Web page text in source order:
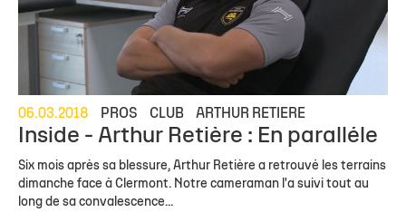
06.03.2018 PROS CLUB ARTHUR RETIERE
Inside - Arthur Retière : En paralléle
Six mois après sa blessure, Arthur Retière a retrouvé les terrains
dimanche face à Clermont. Notre cameraman l'a suivi tout au
long de sa convalescence...